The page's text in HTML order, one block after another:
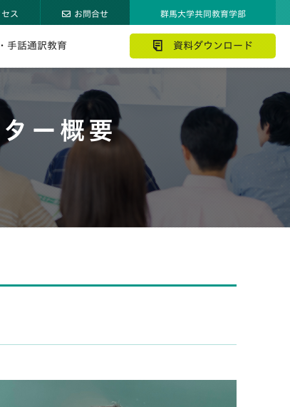
セス お問合せ 群馬大学共同教育学部
手話通訳教育 資料ダウンロード
ー概要